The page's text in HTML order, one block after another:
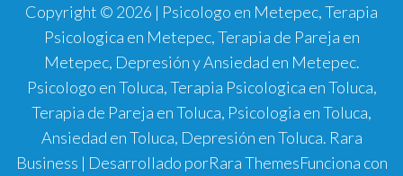
Copyright © 2026 | Psicologo en Metepec, Terapia
Psicologica en Metepec, Terapia de Pareja en
Metepec, Depresión y Ansiedad en Metepec.
Psicologo en Toluca, Terapia Psicologica en Toluca,
Terapia de Pareja en Toluca, Psicologia en Toluca,
Ansiedad en Toluca, Depresión en Toluca. Rara
Business | Desarrollado porRara ThemesFunciona con